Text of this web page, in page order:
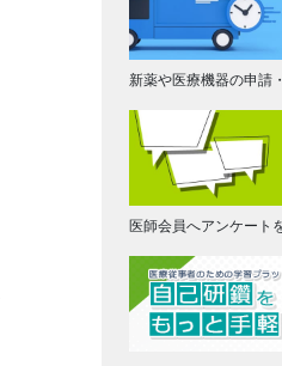
新薬や医療機器の申請
医師会員へアンケート